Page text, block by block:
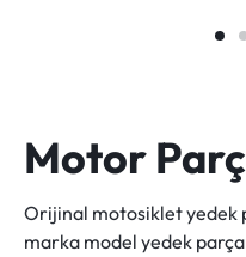
Motor
Orijinal motosiklet yedek
marka model yedek